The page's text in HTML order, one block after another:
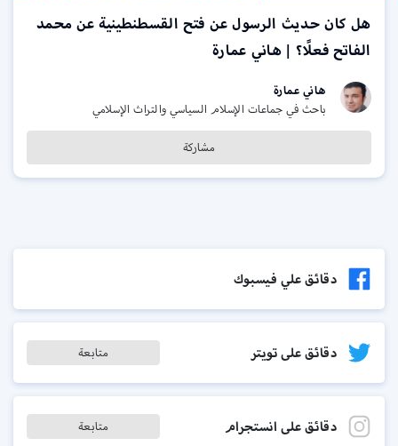
هل كان حديث الرسول عن فتح القسطنطينية عن محمد
الفاتح فعلًا؟ | هاني عمارة
هاني عمارة
باحث في جماعات الإسلام السياسي والتراث الإسلامي
مشاركة
دقائق علي فيسبوك
دقائق على تويتر متابعة
دقائق على انستجرام متابعة